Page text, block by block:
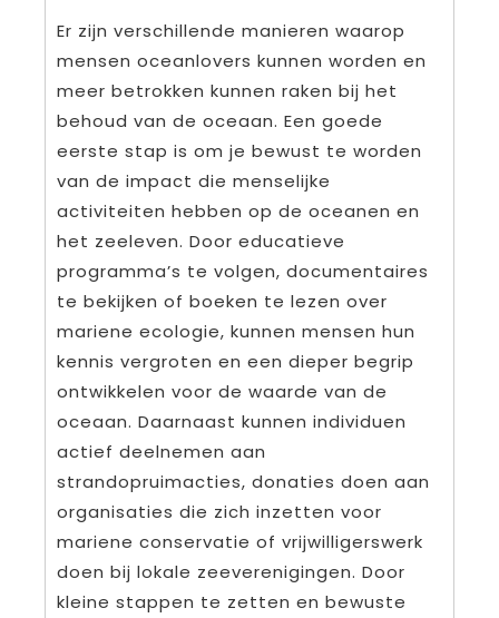
Er zijn verschillende manieren waarop
mensen oceanlovers kunnen worden en
meer betrokken kunnen raken bij het
behoud van de oceaan. Een goede
eerste stap is om je bewust te worden
van de impact die menselijke
activiteiten hebben op de oceanen en
het zeeleven. Door educatieve
programma’s te volgen, documentaires
te bekijken of boeken te lezen over
mariene ecologie, kunnen mensen hun
kennis vergroten en een dieper begrip
ontwikkelen voor de waarde van de
oceaan. Daarnaast kunnen individuen
actief deelnemen aan
strandopruimacties, donaties doen aan
organisaties die zich inzetten voor
mariene conservatie of vrijwilligerswerk
doen bij lokale zeeverenigingen. Door
kleine stappen te zetten en bewuste